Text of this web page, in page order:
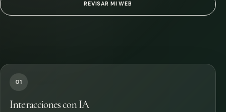
REVISAR MI WEB
01
Interacciones con IA